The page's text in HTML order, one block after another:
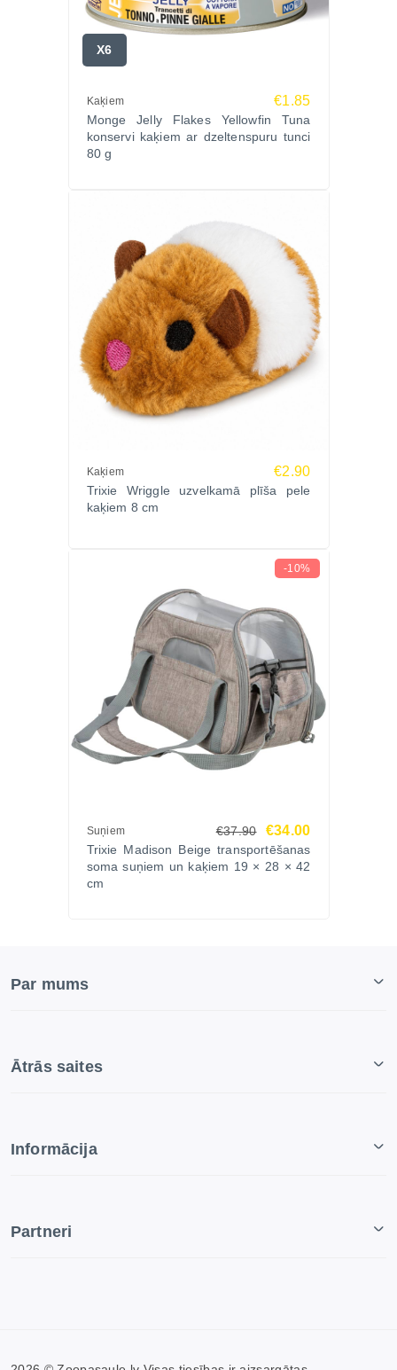
X6
Kaķiem €1.85
Monge Jelly Flakes Yellowfin Tuna
konservi kaķiem ar dzeltenspuru tunci
80 g
Kaķiem €2.90
Trixie Wriggle uzvelkamā plīša pele
kaķiem 8 cm
-10%
Suņiem €37.90 €34.00
Trixie Madison Beige transportēšanas
soma suņiem un kaķiem 19 × 28 × 42
cm
Par mums
Ātrās saites
Informācija
Partneri